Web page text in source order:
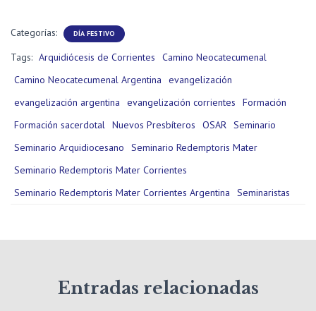
Categorías: DÍA FESTIVO
Tags: Arquidiócesis de Corrientes
Camino Neocatecumenal
Camino Neocatecumenal Argentina
evangelización
evangelización argentina
evangelización corrientes
Formación
Formación sacerdotal Nuevos Presbíteros OSAR Seminario
Seminario Arquidiocesano
Seminario Redemptoris Mater
Seminario Redemptoris Mater Corrientes
Seminario Redemptoris Mater Corrientes Argentina
Seminaristas
Entradas relacionadas